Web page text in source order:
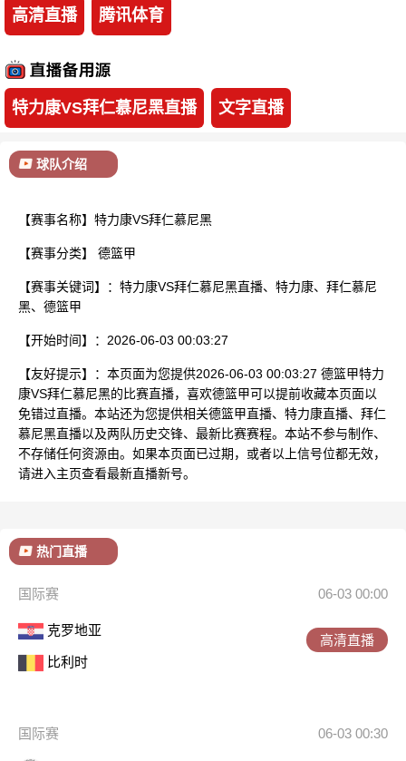
高清直播 腾讯体育
特力康VS拜仁慕尼黑直播 文字直播
球队介绍
【赛事名称】特力康VS拜仁慕尼黑
【赛事分类】 德篮甲
【赛事关键词】：特力康VS拜仁慕尼黑直播、特力康、拜仁慕尼
黑、德篮甲
【开始时间】：2026-06-03 00:03:27
【友好提示】：本页面为您提供2026-06-03 00:03:27 德篮甲特力
康VS拜仁慕尼黑的比赛直播，喜欢德篮甲可以提前收藏本页面以
免错过直播。本站还为您提供相关德篮甲直播、特力康直播、拜仁
慕尼黑直播以及两队历史交锋、最新比赛赛程。本站不参与制作、
不存储任何资源由。如果本页面已过期，或者以上信号位都无效，
请进入主页查看最新直播新号。
热门直播
国际赛 06-03 00:00
克罗地亚
比利时
高清直播
国际赛 06-03 00:30